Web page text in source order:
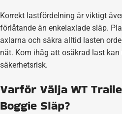
Korrekt lastfördelning är viktigt
förlåtande än enkelaxlade släp.
axlarna och säkra alltid lasten
nät. Kom ihåg att osäkrad last
säkerhetsrisk.
Varför Välja WT
Boggie Släp?